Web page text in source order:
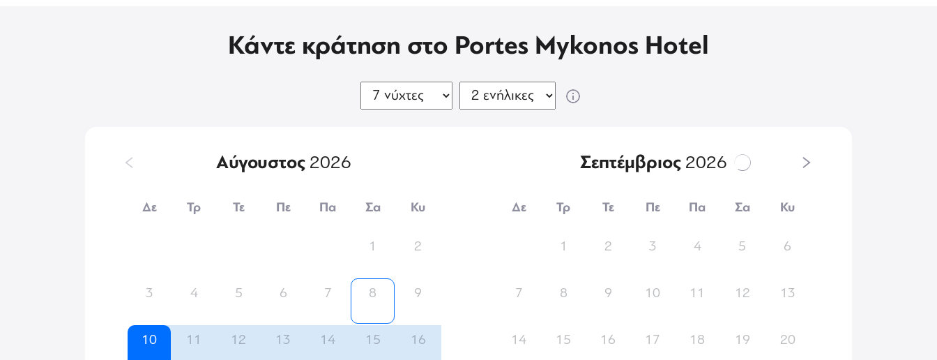
Κάντε κράτηση στο Portes Mykonos Hotel
Αύγουστος2026
Δε Τρ Τε Πε Πα Σα Κυ
1 2
3 4 5 6 7 8 9
10 11 12 13 14 15 16
Σεπτέμβριος 2026
Δε Τρ Τε Πε Πα Σα Κυ
1 2 3 4 5 6
7 8 9 10 11 12 13
14 15 16 17 18 19 20